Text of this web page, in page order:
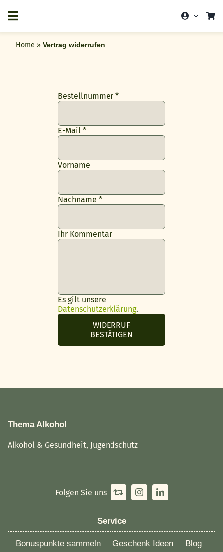
Inhalt
springen
Home » Vertrag widerrufen
Bestellnummer *erforderlich
E-Mail *erforderlich
Vorname
Nachname *erforderlich
Page URI *erforderlich
Ihr Kommentar
Es gilt unsere
Datenschutzerklärung.
WIDERRUF
BESTÄTIGEN
Thema Alkohol
Alkohol & Gesundheit, Jugendschutz
Folgen Sie uns
Service
Bonuspunkte sammeln Geschenk Ideen
Blog